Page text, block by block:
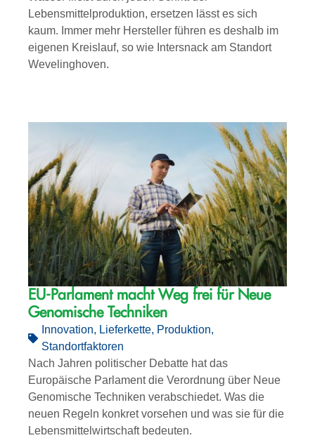
Lebensmittelproduktion, ersetzen lässt es sich
kaum. Immer mehr Hersteller führen es deshalb im
eigenen Kreislauf, so wie Intersnack am Standort
Wevelinghoven.
EU-Parlament macht Weg frei für Neue
Genomische Techniken
Innovation, Lieferkette, Produktion,
Standortfaktoren
Nach Jahren politischer Debatte hat das
Europäische Parlament die Verordnung über Neue
Genomische Techniken verabschiedet. Was die
neuen Regeln konkret vorsehen und was sie für die
Lebensmittelwirtschaft bedeuten.